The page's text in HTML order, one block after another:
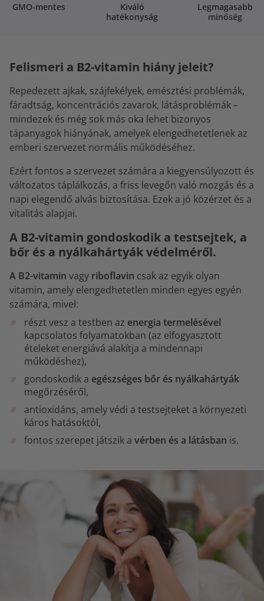
GMO-mentes
Kiváló
hatékonyság
Legmagasabb
minőség
Felismeri a B2-vitamin hiány jeleit?
Repedezett ajkak, szájfekélyek, emésztési problémák,
fáradtság, koncentrációs zavarok, látásproblémák –
mindezek és még sok más oka lehet bizonyos
tápanyagok hiányának, amelyek elengedhetetlenek az
emberi szervezet normális működéséhez.
Ezért fontos a szervezet számára a kiegyensúlyozott és
változatos táplálkozás, a friss levegőn való mozgás és a
napi elegendő alvás biztosítása. Ezek a jó közérzet és a
vitalitás alapjai.
A B2-vitamin gondoskodik a testsejtek, a
bőr és a nyálkahártyák védelméről.
A B2-vitamin vagy riboflavin csak az egyik olyan
vitamin, amely elengedhetetlen minden egyes egyén
számára, mivel:
részt vesz a testben az energia termelésével
kapcsolatos folyamatokban (az elfogyasztott
ételeket energiává alakítja a mindennapi
működéshez),
gondoskodik a egészséges bőr és nyálkahártyák
megőrzéséről,
antioxidáns, amely védi a testsejteket a környezeti
káros hatásoktól,
fontos szerepet játszik a vérben és a látásban is.